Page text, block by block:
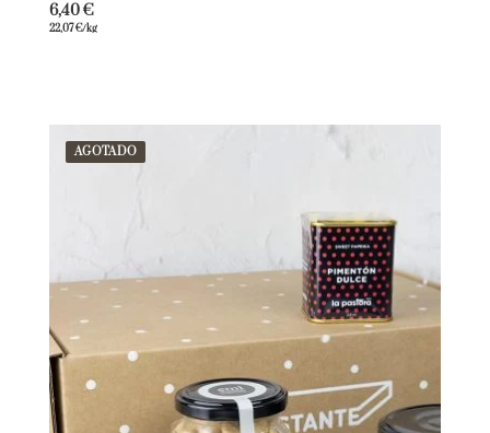
6,40€
22,07€/kg
AGOTADO